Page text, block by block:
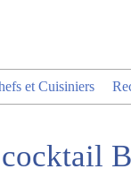
et Cuisiniers